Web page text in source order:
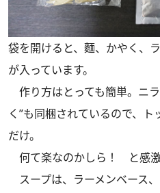
袋を開けると、麵、かやく、
が入っています。
作り方はとっても簡単。ニ
く”も同梱されているので、
だけ。
何て楽なのかしら！ と感激
スープは、ラーメンベース